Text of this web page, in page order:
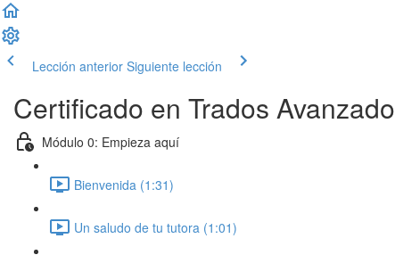
Lección anterior Siguiente lección
Certificado en Trados Avanzado
Módulo 0: Empieza aquí
Bienvenida (1:31)
Un saludo de tu tutora (1:01)